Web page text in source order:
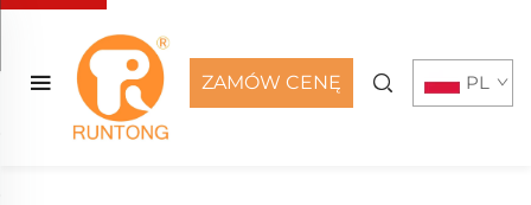
ZAMÓW CENĘ PL